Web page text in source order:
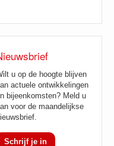
u op de hoogte blijven
actuele ontwikkelingen
bijeenkomsten? Meld u
voor de maandelijkse
Schrijf je in